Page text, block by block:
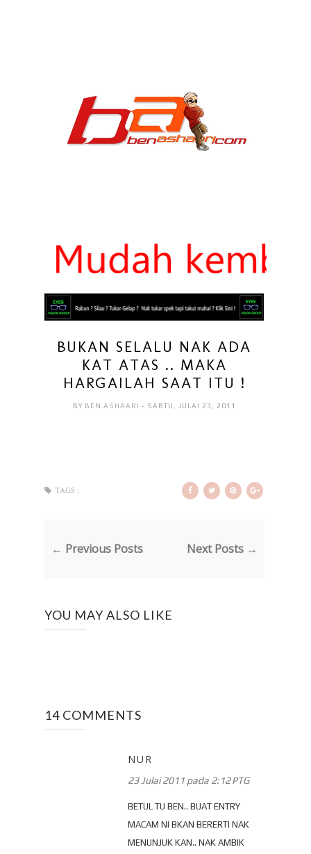
BUKAN SELALU NAK ADA
KAT ATAS .. MAKA
HARGAILAH SAAT ITU !
BY BEN ASHAARI - SABTU, JULAI 23, 2011
TAGS :
← Previous Posts Next Posts →
YOU MAY ALSO LIKE
14 COMMENTS
NUR
23 Julai 2011 pada 2:12 PTG
BETUL TU BEN.. BUAT ENTRY
MACAM NI BKAN BERERTI NAK
MENUNJUK KAN.. NAK AMBIK